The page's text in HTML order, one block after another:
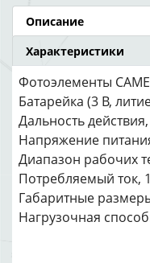
Описание
Характеристики
Фотоэлементы
Батарейка (3 В,
Дальность
Напряжение
Диапазон рабочих
Потребляемый ток,
Габаритные
Нагрузочная